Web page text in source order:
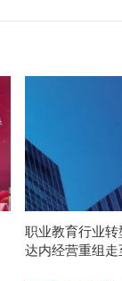
职业教育行业
达内经营重组走